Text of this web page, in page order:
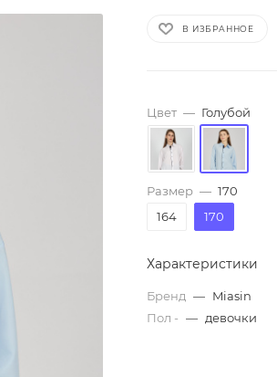
В ИЗБРАННОЕ
Цвет — Голубой
Размер — 170
164
170
Характеристики
Бренд — Miasin
Пол - — девочки